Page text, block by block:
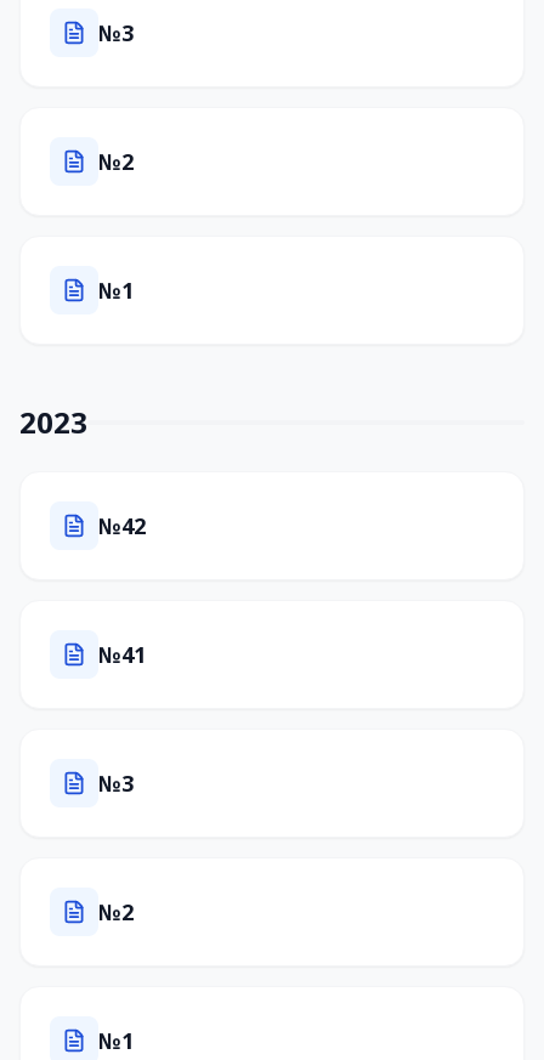
№3
№2
№1
2023
№42
№41
№3
№2
№1